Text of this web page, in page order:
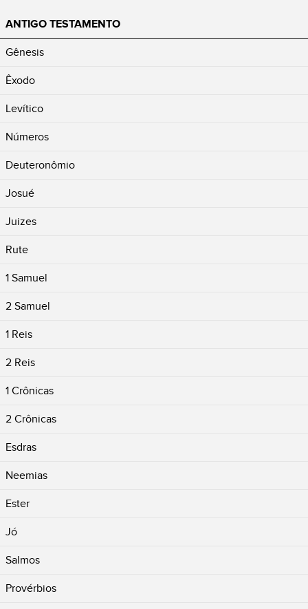
ANTIGO TESTAMENTO
Gênesis
Êxodo
Levítico
Números
Deuteronômio
Josué
Juizes
Rute
1 Samuel
2 Samuel
1 Reis
2 Reis
1 Crônicas
2 Crônicas
Esdras
Neemias
Ester
Jó
Salmos
Provérbios